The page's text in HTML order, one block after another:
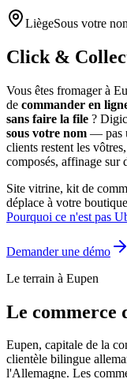
LiègeSous votre
Click &
Vous êtes fromagerà
de commander en
sans faire la file ?
sous votre nom — pas
clients restent les
composés, affinage sur
Site vitrine, kit de
déplace à votre
Pourquoi ce n'est pas
Demander une démo
Le terrain à Eupen
Le commerce
Eupen, capitale de la
clientèle bilingue
l'Allemagne. Les